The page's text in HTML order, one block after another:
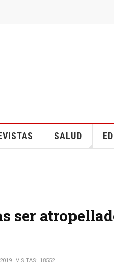
SALUD
ser
VISITAS: 18552